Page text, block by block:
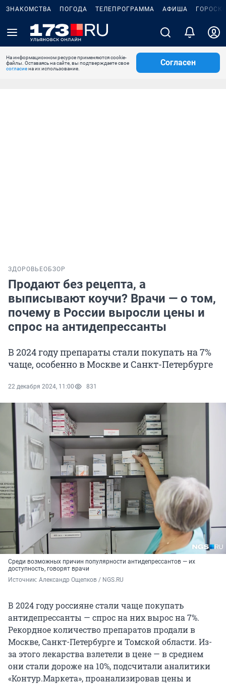
ЗНАКОМСТВА ПОГОДА ТЕЛЕПРОГРАММА АФИША
На информационном ресурсе применяются cookie-
файлы. Оставаясь на сайте, вы подтверждаете свое
согласиена их использование.
Согласен
ЗДОРОВЬЕОБЗОР
Продают без рецепта, а
выписывают коучи? Врачи — о том,
почему в России выросли цены и
спрос на антидепрессанты
В 2024 году препараты стали покупать на 7%
чаще, особенно в Москве и Санкт-Петербурге
22 декабря 2024, 11:00 831
Среди возможных причин популярности антидепрессантов — их
доступность, говорят врачи
Источник: Александр Ощепков / NGS.RU
В 2024 году россияне стали чаще покупать
антидепрессанты — спрос на них вырос на 7%.
Рекордное количество препаратов продали в
Москве, Санкт-Петербурге и Томской области. Из-
за этого лекарства взлетели в цене — в среднем
они стали дороже на 10%, подсчитали аналитики
«Контур.Маркета», проанализировав цены и